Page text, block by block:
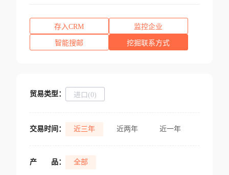
存入CRM 监控企业
智能搜邮 挖掘联系方式
贸易类型： 进口(0)
交易时间： 近三年 近两年 近一年
产 品： 全部